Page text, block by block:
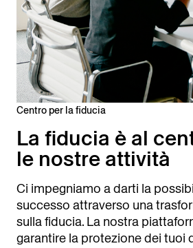
Centro per la fiducia
La fiducia è al
le nostre attività
Ci impegniamo a darti la
successo attraverso una
sulla fiducia. La nostra
garantire la protezione dei tuoi